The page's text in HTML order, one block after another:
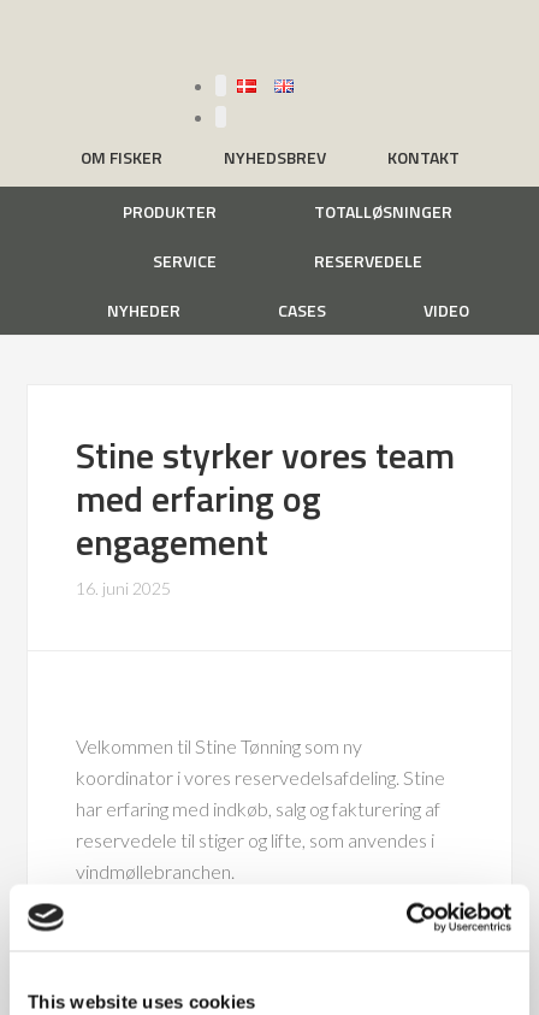
This website uses cookies
OM FISKER NYHEDSBREV KONTAKT
PRODUKTER
TOTALLØSNINGER
SERVICE
RESERVEDELE
NYHEDER
CASES VIDEO
Stine styrker vores team
med erfaring og
engagement
16. juni 2025
Velkommen til Stine Tønning som ny
koordinator i vores reservedelsafdeling. Stine
har erfaring med indkøb, salg og fakturering af
reservedele til stiger og lifte, som anvendes i
vindmøllebranchen.
kommet med et stort gåpåmod for hurtigst